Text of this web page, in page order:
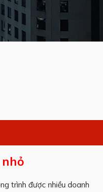
trình được nhiều doanh